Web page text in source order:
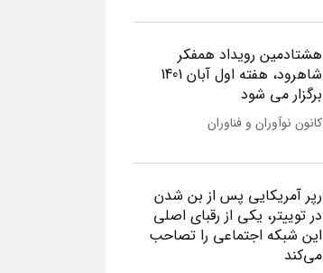
هشتادمین رویداد همفکر
شاهرود، هفته اول آبان 1401
برگزار می شود
کانون نوآوران و فناوران
رپر آمریکایی پس از بن شدن
در توییتر، یکی از رقبای اصلی
این شبکه اجتماعی را تصاحب
می‌کند